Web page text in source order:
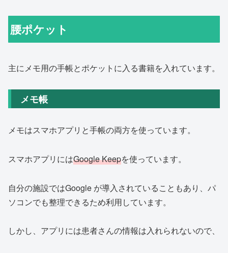
腰ポケット
主にメモ用の手帳とポケットに入る書籍を入れています。
メモ帳
メモはスマホアプリと手帳の両方を使っています。
スマホアプリにはGoogle Keepを使っています。
自分の施設ではGoogle が導入されていることもあり、パ
ソコンでも整理できるため利用しています。
しかし、アプリには患者さんの情報は入れられないので、